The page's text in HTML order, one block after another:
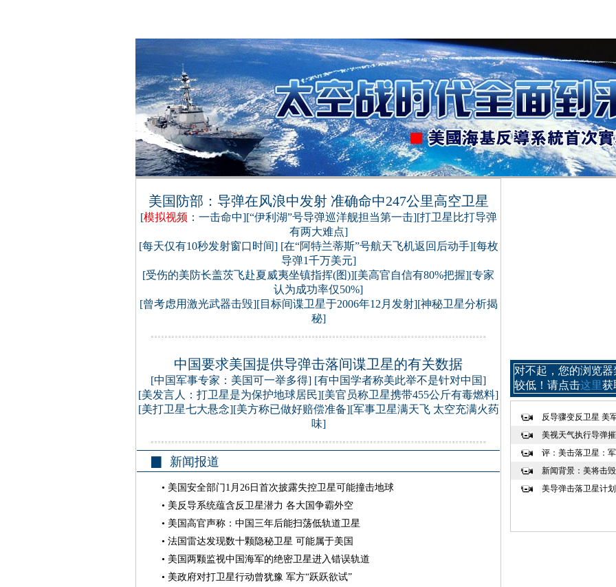
美国防部：导弹在风浪中发射 准确命中247公里高空卫星
[模拟视频 ：一击命中][“伊利湖”号导弹巡洋舰担当第一击][打卫星比打导弹
有两大难点]
[每天仅有10秒发射窗口时间] [在“阿特兰蒂斯”号航天飞机返回后动手][每枚
导弹1千万美元]
[受伤的美防长盖茨飞赴夏威夷坐镇指挥(图)][美高官自信有80%把握][专家
认为成功率仅50%]
[曾考虑用激光武器击毁][目标间谍卫星于2006年12月发射][神秘卫星分析揭
秘]
中国要求美国提供导弹击落间谍卫星的有关数据
[中国军事专家：美国可一举多得] [有中国学者称美此举不是针对中国]
[美发言人：打卫星是为保护地球居民][美官员称卫星携带455公斤有毒燃料]
[美打卫星七大悬念][美方称已做好赔偿准备][军事卫星满天飞 太空充满火药
味]
▉ 新闻报道
• 美国安全部门1月26日首次披露失控卫星可能撞击地球
• 美反导系统蕴含反卫星潜力 各大国争霸外空
• 美国高官声称：中国三年后能扫荡低轨道卫星
• 法国雷达发现数十颗隐秘卫星 可能属于美国
• 美国两颗监视中国海军的绝密卫星进入错误轨道
• 美政府对打卫星行动曾犹豫 军方“跃跃欲试”
对不起，您的浏览
较低！请点击这里获
反导骤变反卫星 美
美视天气执行导弹
评：美击落卫星：
新闻背景：美将击
美导弹击落卫星计